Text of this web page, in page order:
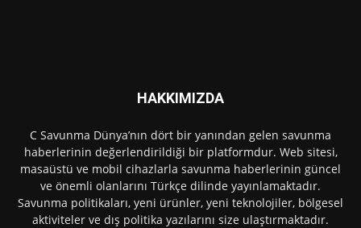
HAKKIMIZDA
C Savunma Dünya’nın dört bir yanından gelen savunma
haberlerinin değerlendirildiği bir platformdur. Web sitesi,
masaüstü ve mobil cihazlarla savunma haberlerinin güncel
ve önemli olanlarını Türkçe dilinde yayınlamaktadır.
Savunma politikaları, yeni ürünler, yeni teknolojiler, bölgesel
aktiviteler ve dış politika yazılarını size ulaştırmaktadır.